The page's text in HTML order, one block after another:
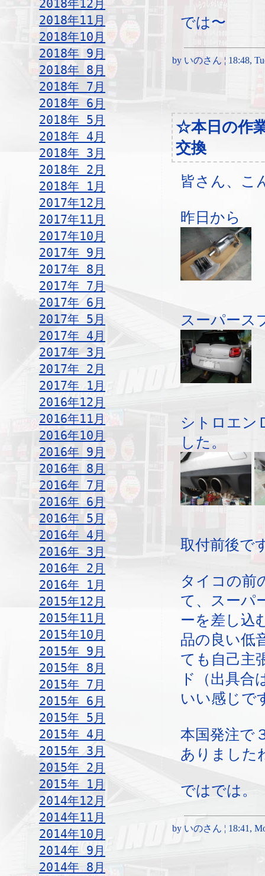
2018年12月
2018年11月
2018年10月
2018年 9月
2018年 8月
2018年 7月
2018年 6月
2018年 5月
2018年 4月
2018年 3月
2018年 2月
2018年 1月
2017年12月
2017年11月
2017年10月
2017年 9月
2017年 8月
2017年 7月
2017年 6月
2017年 5月
2017年 4月
2017年 3月
2017年 2月
2017年 1月
2016年12月
2016年11月
2016年10月
2016年 9月
2016年 8月
2016年 7月
2016年 6月
2016年 5月
2016年 4月
2016年 3月
2016年 2月
2016年 1月
2015年12月
2015年11月
2015年10月
2015年 9月
2015年 8月
2015年 7月
2015年 6月
2015年 5月
2015年 4月
2015年 3月
2015年 2月
2015年 1月
2014年12月
2014年11月
2014年10月
2014年 9月
2014年 8月
では〜
by いのさん ¦ 18:48,
☆本日の作
交換
皆さん、こ
昨日から
スーパース
シトロエン
した。
取付前後で
タイコの前
て、スーパ
ーを差し込
品の良い低
ても自己主
ド（出具合
いい感じで
本国発注で
ありました
ではでは。
by いのさん ¦ 18:41,